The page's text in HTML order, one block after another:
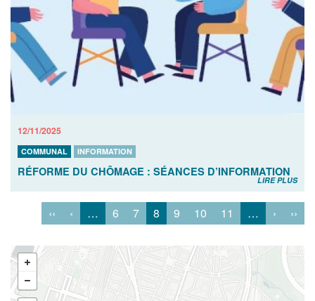
12/11/2025
COMMUNAL INFORMATION
RÉFORME DU CHÔMAGE : SÉANCES D’INFORMATION
LIRE PLUS
‹‹ ‹ … 6 7 8 9 10 11 … › ››